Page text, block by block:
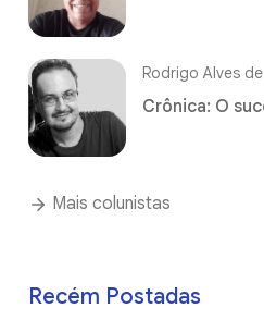
Rodrigo Alves
Crônica: O
Mais colunistas
Recém Postadas